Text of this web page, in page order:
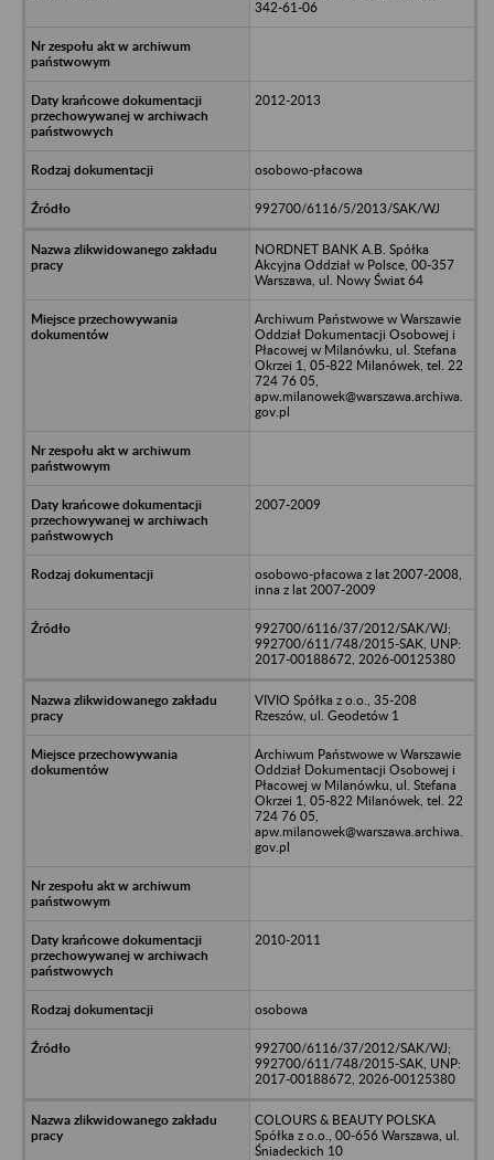
342-61-06
2012-2013
osobowo-płacowa
992700/6116/5/2013/SAK/WJ
NORDNET BANK A.B. Spółka
Akcyjna Oddział w Polsce, 00-357
Warszawa, ul. Nowy Świat 64
Archiwum Państwowe w Warszawie
Oddział Dokumentacji Osobowej i
Płacowej w Milanówku, ul. Stefana
Okrzei 1, 05-822 Milanówek, tel. 22
724 76 05,
apw.milanowek@warszawa.archiwa.
gov.pl
2007-2009
osobowo-płacowa z lat 2007-2008,
inna z lat 2007-2009
992700/6116/37/2012/SAK/WJ;
992700/611/748/2015-SAK, UNP:
2017-00188672, 2026-00125380
VIVIO Spółka z o.o., 35-208
Rzeszów, ul. Geodetów 1
Archiwum Państwowe w Warszawie
Oddział Dokumentacji Osobowej i
Płacowej w Milanówku, ul. Stefana
Okrzei 1, 05-822 Milanówek, tel. 22
724 76 05,
apw.milanowek@warszawa.archiwa.
gov.pl
2010-2011
osobowa
992700/6116/37/2012/SAK/WJ;
992700/611/748/2015-SAK, UNP:
2017-00188672, 2026-00125380
COLOURS & BEAUTY POLSKA
Spółka z o.o., 00-656 Warszawa, ul.
Śniadeckich 10